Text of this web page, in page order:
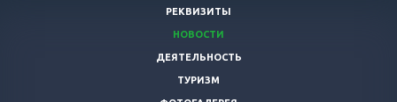
РЕКВИЗИТЫ
НОВОСТИ
ДЕЯТЕЛЬНОСТЬ
ТУРИЗМ